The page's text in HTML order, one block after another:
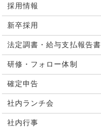
採用情報
新卒採用
法定調書・給与支払報告書
研修・フォロー体制
確定申告
社内ランチ会
社内行事